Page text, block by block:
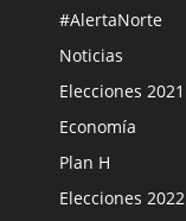
#AlertaNorte
Noticias
Elecciones 2021
Economía
Plan H
Elecciones 2022